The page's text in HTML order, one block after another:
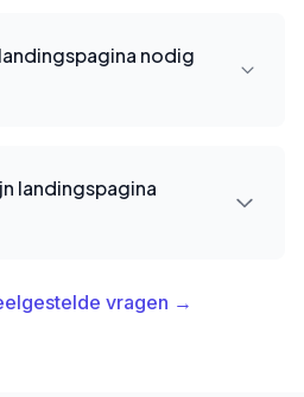
nodig
landingspagina
vragen →